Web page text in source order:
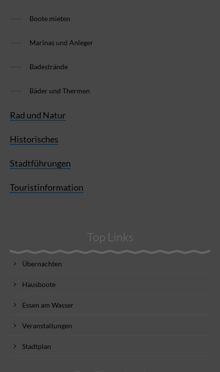
Boote mieten
Marinas und Anleger
Badestrände
Bäder und Thermen
Rad und Natur
Historisches
Stadtführungen
Touristinformation
Top Links
Übernachten
Hausboote
Essen am Wasser
Veranstaltungen
Stadtplan